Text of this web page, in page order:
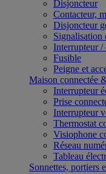
Disjoncteur
Contacteur,
Disjoncteur
Signalisation
Interrupteur /
Fusible
Peigne et
Maison connectée
Interrupteur
Prise
Interrupteur
Thermostat
Visiophone
Réseau
Tableau
Sonnettes, portiers